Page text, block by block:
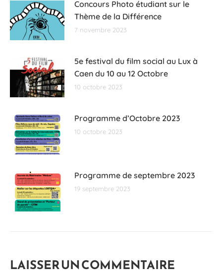
Concours Photo étudiant sur le
Thème de la Différence
7 novembre 2023
5e festival du film social au Lux à
Caen du 10 au 12 Octobre
10 octobre 2023
Programme d’Octobre 2023
10 octobre 2023
Programme de septembre 2023
19 septembre 2023
LAISSER UN COMMENTAIRE